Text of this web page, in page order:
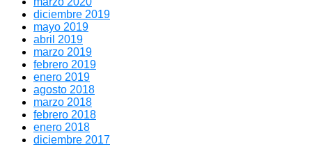
diciembre 2019
mayo 2019
abril 2019
marzo 2019
febrero 2019
enero 2019
agosto 2018
marzo 2018
febrero 2018
enero 2018
diciembre 2017